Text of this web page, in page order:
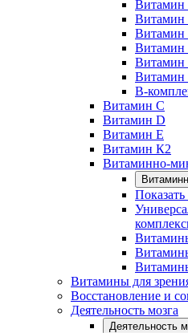
Витамин
Витамин
Витамин
Витамин
Витамин
Витамин
B-
Витамин C
Витамин D
Витамин E
Витамин К2
Витаминно-
Показать
Витамины для
Восстановление и
Деятельность мозга
Деятельность